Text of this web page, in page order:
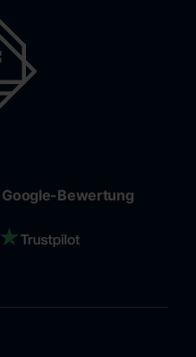
Google-Bewertung